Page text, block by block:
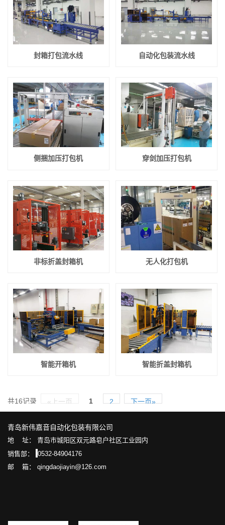
封箱打包流水线 自动化包装流水线
侧捆加压打包机 穿剑加压打包机
非标折盖封箱机 无人化打包机
智能开箱机 智能折盖封箱机
共16记录 «上一页 1 2 下一页»
青岛新伟嘉音自动化包装有限公司
地 址： 青岛市城阳区双元路皂户社区工业园内
销售部：
0532-84904176
邮 箱： qingdaojiayin@126.com